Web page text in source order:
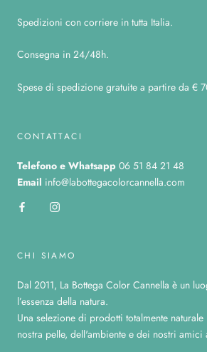
Spedizioni con corriere in tutta Italia.
Consegna in 24/48h.
Spese di spedizione gratuite a partire da €
CONTATTACI
Telefono e Whatsapp 06 51 84 21 48
Email info@labottegacolorcannella.com
CHI SIAMO
Dal 2011, La Bottega Color Cannella è un
l’essenza della natura.
Una selezione di prodotti totalmente
nostra pelle, dell'ambiente e dei nostri amici